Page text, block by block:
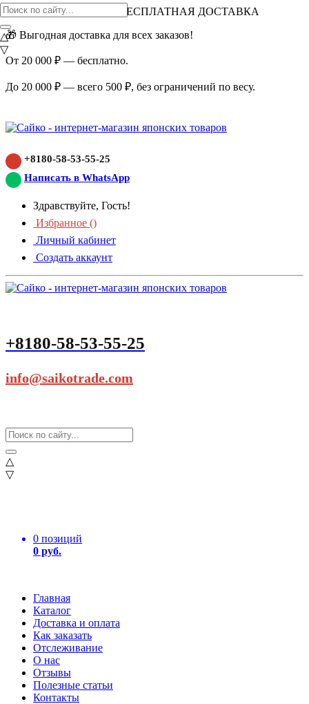
ВНИМАНИЕ АКЦИЯ!
БЕСПЛАТНАЯ ДОСТАВКА
🎁 Выгодная доставка для всех заказов!
От 20 000 ₽ — бесплатно.
До 20 000 ₽ — всего 500 ₽, без ограничений по весу.
+8180-58-53-55-25
Написать в WhatsApp
Здравствуйте, Гость!
Избранное ()
Личный кабинет
Создать аккаунт
+8180-58-53-55-25
info@saikotrade.com
△
▽
0 позиций
0 руб.
Главная
Каталог
Доставка и оплата
Как заказать
Отслеживание
О нас
Отзывы
Полезные статьи
Контакты
△
▽